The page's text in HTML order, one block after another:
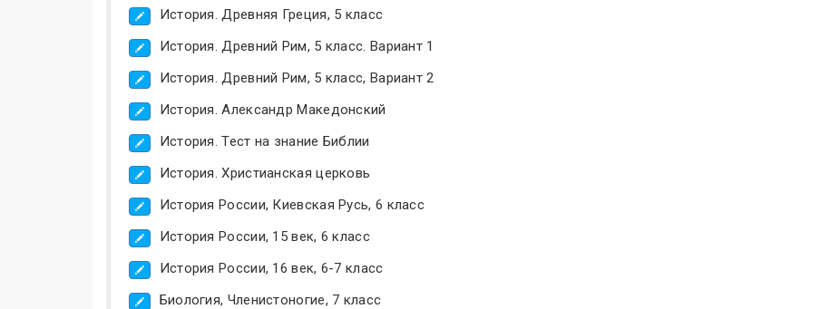
История. Древняя Греция, 5 класс
История. Древний Рим, 5 класс. Вариант 1
История. Древний Рим, 5 класс, Вариант 2
История. Александр Македонский
История. Тест на знание Библии
История. Христианская церковь
История России, Киевская Русь, 6 класс
История России, 15 век, 6 класс
История России, 16 век, 6-7 класс
Биология, Членистоногие, 7 класс